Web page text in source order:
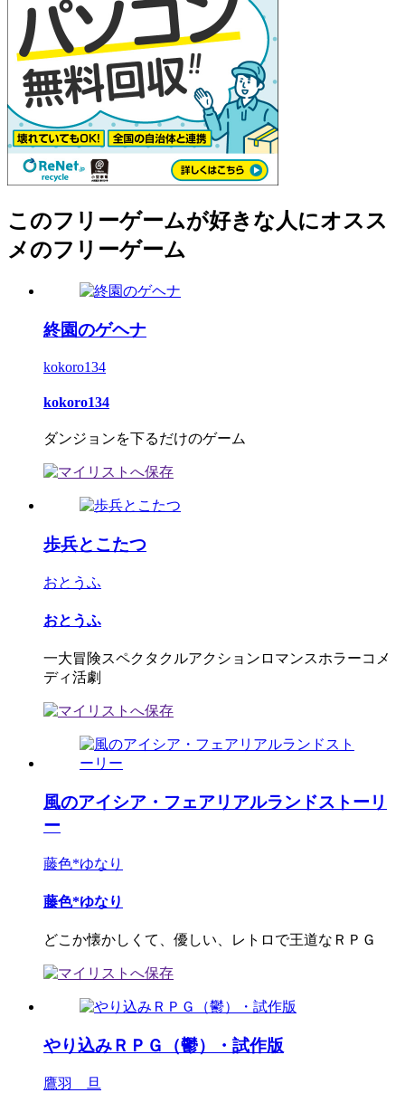
このフリーゲームが好きな人にオスス
メのフリーゲーム
終園のゲヘナ
kokoro134
kokoro134
ダンジョンを下るだけのゲーム
歩兵とこたつ
おとうふ
おとうふ
一大冒険スペクタクルアクションロマンスホラーコメ
ディ活劇
風のアイシア・フェアリアルランドストーリ
ー
藤色*ゆなり
藤色*ゆなり
どこか懐かしくて、優しい、レトロで王道なＲＰＧ
やり込みＲＰＧ（鬱）・試作版
鷹羽 旦